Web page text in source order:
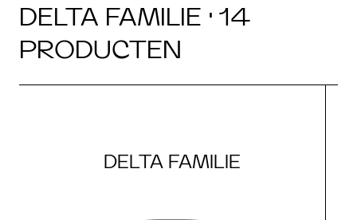
DELTA FAMILIE · 14
PRODUCTEN
DELTA FAMILIE